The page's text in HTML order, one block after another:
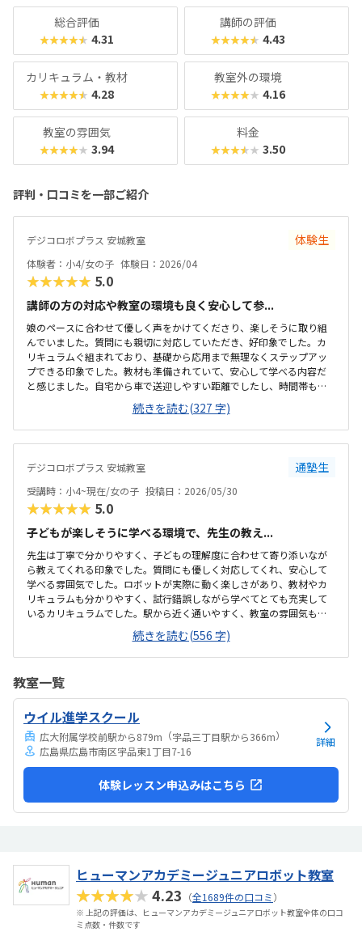
安心です。最近では「Universal Robotics Challenge（UR
C）」という大会を立ち上げるなど、ますます子どものやる
気を引き出すスクールになっています。
総合評価
★★★★★ 4.31
講師の評価
★★★★★ 4.43
カリキュラム・教材
★★★★★ 4.28
教室外の環境
★★★★★ 4.16
教室の雰囲気
★★★★★ 3.94
料金
★★★★★ 3.50
評判・口コミを一部ご紹介
デジコロボプラス 安城教室 体験生
体験者：小4/女の子 体験日：2026/04
★★★★★ 5.0
講師の方の対応や教室の環境も良く安心して参...
娘のペースに合わせて優しく声をかけてくださり、楽しそうに取り組
んでいました。質問にも親切に対応していただき、好印象でした。カ
リキュラムぐ組まれており、基礎から応用まで無理なくステップアッ
プできる印象でした。教材も準備されていて、安心して学べる内容だ
と感じました。自宅から車で送迎しやすい距離でしたし、時間帯も無
理なく通える範囲で、安心して続けられそうです。教材がきちんと整
備されており学習に集中できる環境だと感じました。教室全体の雰囲
気も明るく初めてでも入りやすかったです。ロボット教材や指導の質
を踏まえると料金は適切だと思います。。内容に見合った価格だと感
気づくりがされていると感じました。
続きを読む(327 字)
デジコロボプラス 安城教室 通塾生
受講時：小4~現在/女の子 投稿日：2026/05/30
★★★★★ 5.0
子どもが楽しそうに学べる環境で、先生の教え...
先生は丁寧で分かりやすく、子どもの理解度に合わせて寄り添いなが
ら教えてくれる印象でした。質問にも優しく対応してくれ、安心して
学べる雰囲気でした。ロボットが実際に動く楽しさがあり、教材やカ
リキュラムも分かりやすく、試行錯誤しながら学べてとても充実して
いるカリキュラムでした。駅から近く通いやすく、教室の雰囲気も明
るく安心して通えました。教室は明るく学びやすい雰囲気でしたが、
共同のトイレが和式のみしかなく、娘が和式トイレを使えないため設
備面がもう少し配慮されていると安心して通えると感じました。料金
ラムやサポート面を考えると納得できる価格で、安心して続けられる
と感じました。教室は明るく安心でき、子どもが楽しそうに取り組む
姿が親として嬉しかったです。特にロボットが動いた瞬間の笑顔が印
象的で、意欲的に学べる環境だと感じました。教室自体...
続きを読む(556 字)
教室一覧
ウイル進学スクール
広大附属学校前駅から879m （宇品三丁目駅から366m）
広島県広島市南区宇品東1丁目7-16
詳細
体験レッスン申込みはこちら
ヒューマンアカデミージュニアロボット教室
★★★★★4.23 （全1689件の口コミ）
※ 上記の評価は、ヒューマンアカデミージュニアロボット教室全体の口コ
ミ点数・件数です